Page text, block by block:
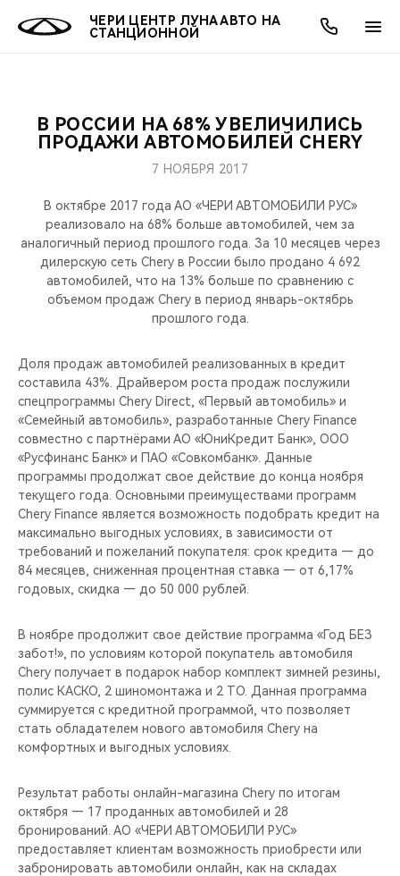
ЧЕРИ ЦЕНТР ЛУНА АВТО НА
СТАНЦИОННОЙ
МОДЕЛИ
КРОССОВЕРЫ
СЕДАНЫ
ПОКУПАТЕЛЯМ
КРЕДИТ И СТРАХОВАНИЕ
ВЛАДЕЛЬЦАМ
ЗАПЧАСТИ И АКСЕССУАРЫ
ПОДДЕРЖКА
МИР CHERY
О БРЕНДЕ
CHERY В СОЦСЕТЯХ
БЛАГОТВОРИТЕЛЬНОСТЬ
CHERY REMOTE
НАШИ МЕРОПРИЯТИЯ
ВИДЕООБЗОРЫ
CHERY ДЛЯ ДЕТЕЙ
АКЦИИ
ОНЛАЙН СЕРВИСЫ
КРЕДИТ
О КОМПАНИИ
МЫ В СОЦСЕТЯХ
В РОССИИ НА 68% УВЕЛИЧИЛИСЬ
ПРОДАЖИ АВТОМОБИЛЕЙ CHERY
7 НОЯБРЯ 2017
В октябре 2017 года АО «ЧЕРИ АВТОМОБИЛИ РУС»
реализовало на 68% больше автомобилей, чем за
аналогичный период прошлого года. За 10 месяцев через
дилерскую сеть Chery в России было продано 4 692
автомобилей, что на 13% больше по сравнению с
объемом продаж Chery в период январь-октябрь
прошлого года.
Доля продаж автомобилей реализованных в кредит
составила 43%. Драйвером роста продаж послужили
спецпрограммы Chery Direct, «Первый автомобиль» и
«Семейный автомобиль», разработанные Chery Finance
совместно с партнёрами АО «ЮниКредит Банк», ООО
«Русфинанс Банк» и ПАО «Совкомбанк». Данные
программы продолжат свое действие до конца ноября
текущего года. Основными преимуществами программ
Chery Finance является возможность подобрать кредит на
максимально выгодных условиях, в зависимости от
требований и пожеланий покупателя: срок кредита — до
84 месяцев, сниженная процентная ставка — от 6,17%
годовых, скидка — до 50 000 рублей.
В ноябре продолжит свое действие программа «Год БЕЗ
забот!», по условиям которой покупатель автомобиля
Chery получает в подарок набор комплект зимней резины,
полис КАСКО, 2 шиномонтажа и 2 ТО. Данная программа
суммируется с кредитной программой, что позволяет
стать обладателем нового автомобиля Chery на
комфортных и выгодных условиях.
Результат работы онлайн-магазина Chery по итогам
октября — 17 проданных автомобилей и 28
бронирований. АО «ЧЕРИ АВТОМОБИЛИ РУС»
предоставляет клиентам возможность приобрести или
забронировать автомобили онлайн, как на складах